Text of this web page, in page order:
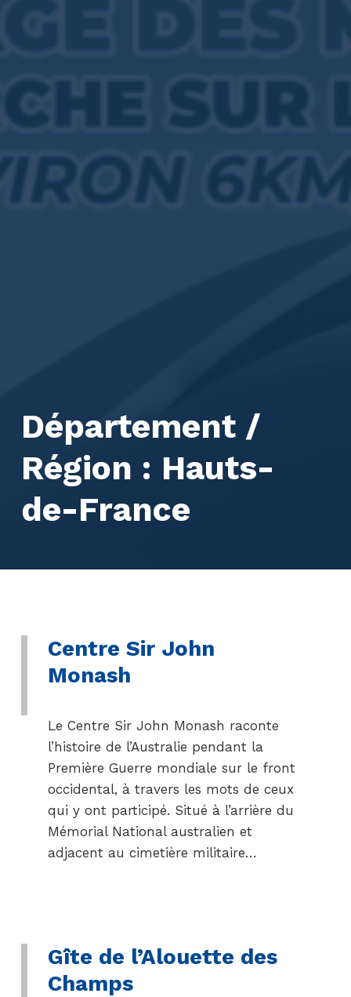
Département /
Région : Hauts-
de-France
Centre Sir John
Monash
Le Centre Sir John Monash raconte
l’histoire de l’Australie pendant la
Première Guerre mondiale sur le front
occidental, à travers les mots de ceux
qui y ont participé. Situé à l’arrière du
Mémorial National australien et
adjacent au cimetière militaire…
Gîte de l’Alouette des
Champs